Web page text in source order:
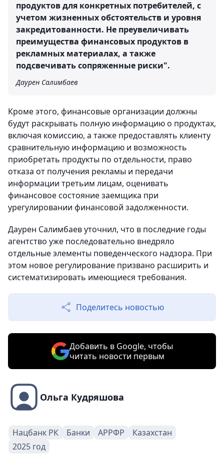
продуктов для конкретных потребителей, с
учетом жизненных обстоятельств и уровня
закредитованности. Не преувеличивать
преимущества финансовых продуктов в
рекламных материалах, а также
подсвечивать сопряженные риски".
Даурен Салимбаев
Кроме этого, финансовые организации должны
будут раскрывать полную информацию о продуктах,
включая комиссию, а также предоставлять клиенту
сравнительную информацию и возможность
приобретать продукты по отдельности, право
отказа от получения рекламы и передачи
информации третьим лицам, оценивать
финансовое состояние заемщика при
урегулировании финансовой задолженности.
Даурен Салимбаев уточнил, что в последние годы
агентство уже последовательно внедряло
отдельные элементы поведенческого надзора. При
этом новое регулирование призвано расширить и
систематизировать имеющиеся требования.
Поделитесь новостью
Добавить в Google, чтобы
читать новости первым
Ольга Кудряшова
Нацбанк РК Банки АРРФР
Казахстан
2025 год